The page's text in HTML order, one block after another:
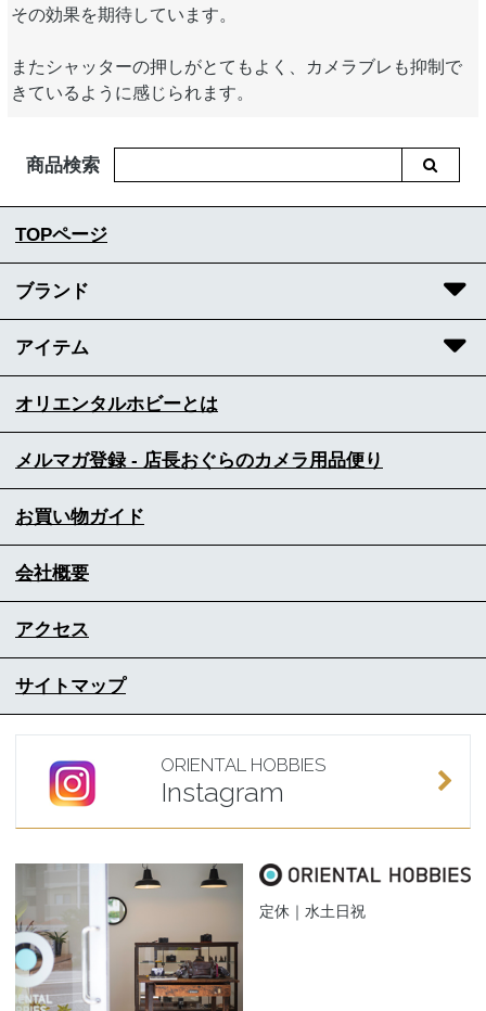
その効果を期待しています。
またシャッターの押しがとてもよく、カメラブレも抑制で
きているように感じられます。
商品検索
TOPページ
ブランド
アイテム
オリエンタルホビーとは
メルマガ登録 - 店長おぐらのカメラ用品便り
お買い物ガイド
会社概要
アクセス
サイトマップ
ORIENTAL HOBBIES
Instagram
定休｜水土日祝